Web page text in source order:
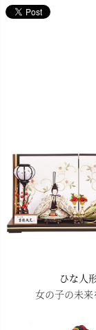
ひな人
女の子の未来